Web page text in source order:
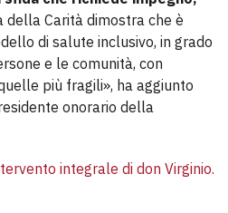
della Carità dimostra che è
di salute inclusivo, in grado
e le comunità, con
più fragili», ha aggiunto
onorario della
integrale di don Virginio.